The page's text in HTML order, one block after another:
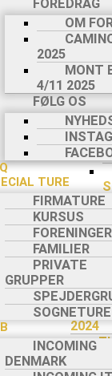
FOREDRAG
OM
2025
MONT
4/11 2025
FØLG OS
TURE
FIRMATURE
KURSUS
FORENINGER
FAMILIER
PRIVATE
GRUPPER
SOGNETURE
INCOMING
DENMARK
2025
2024
lange tur på
der angivet et
idet antallet af
der er
så du kun
på din
små
tæt på ruten.
Tours.
– plantager,
går ruten
langs dele af
grusstier,